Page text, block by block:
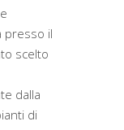
presso il
scelto
dalla
di